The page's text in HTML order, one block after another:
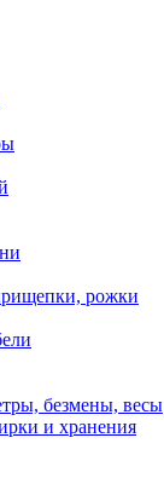
рожки
безмены, весы
и хранения